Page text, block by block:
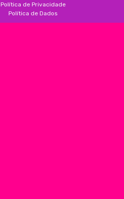
Política de Privacidade
Política de Dados